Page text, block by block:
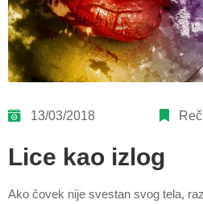
13/03/2018
Lice kao izlog
Ako čovek nije svestan svog tela,